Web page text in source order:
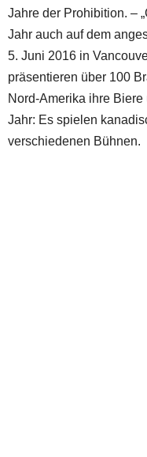
Jahre der Prohibition. –
Jahr auch auf dem
5. Juni 2016 in
präsentieren über 100
Nord-Amerika ihre
Jahr: Es spielen
verschiedenen Bühnen.